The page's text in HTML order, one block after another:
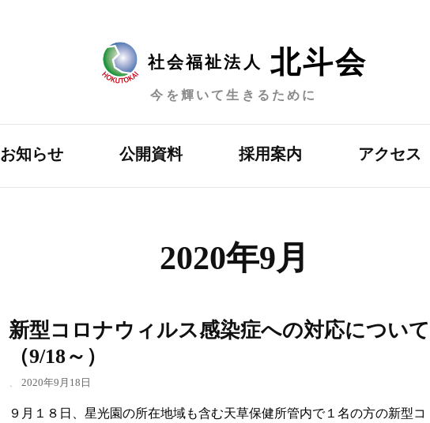
社会福祉法人 北斗会
今を輝いて生きるために
お知らせ 公開資料 採用案内 アクセス
2020年9月
新型コロナウィルス感染症への対応について
（9/18～）
2020年9月18日
９月１８日、星光園の所在地域も含む天草保健所管内で１名の方の新型コ